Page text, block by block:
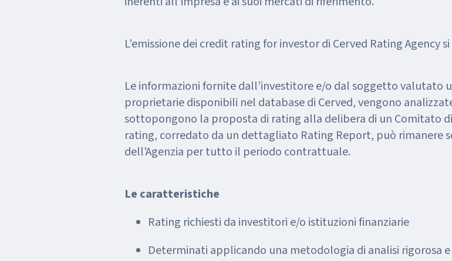
L’emissione dei credit rating for investor di Cerved Rating Agency
Le informazioni fornite dall’investitore e/o dal soggetto
proprietarie disponibili nel database di Cerved, vengono
sottopongono la proposta di rating alla delibera di un Comitato di
rating, corredato da un dettagliato Rating Report, può
dell’Agenzia per tutto il periodo contrattuale.
Le caratteristiche
Rating richiesti da investitori e/o istituzioni finanziarie
Determinati applicando una metodologia di analisi rigorosa